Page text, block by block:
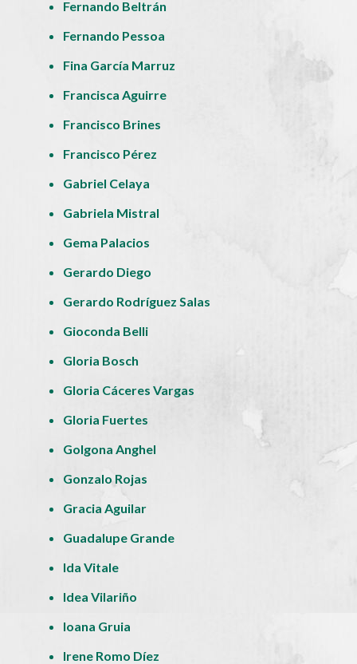
Fernando Beltrán
Fernando Pessoa
Fina García Marruz
Francisca Aguirre
Francisco Brines
Francisco Pérez
Gabriel Celaya
Gabriela Mistral
Gema Palacios
Gerardo Diego
Gerardo Rodríguez Salas
Gioconda Belli
Gloria Bosch
Gloria Cáceres Vargas
Gloria Fuertes
Golgona Anghel
Gonzalo Rojas
Gracia Aguilar
Guadalupe Grande
Ida Vitale
Idea Vilariño
Ioana Gruia
Irene Romo Díez